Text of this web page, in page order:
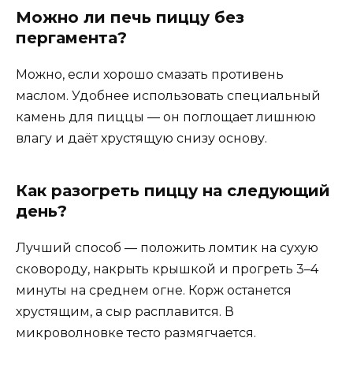
Можно ли печь пиццу без
пергамента?
Можно, если хорошо смазать противень
маслом. Удобнее использовать специальный
камень для пиццы — он поглощает лишнюю
влагу и даёт хрустящую снизу основу.
Как разогреть пиццу на следующий
день?
Лучший способ — положить ломтик на сухую
сковороду, накрыть крышкой и прогреть 3–4
минуты на среднем огне. Корж останется
хрустящим, а сыр расплавится. В
микроволновке тесто размягчается.